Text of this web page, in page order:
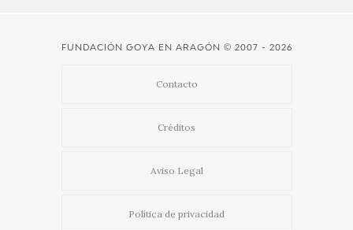
FUNDACIÓN GOYA EN ARAGÓN © 2007 - 2026
Contacto
Créditos
Aviso Legal
Política de privacidad